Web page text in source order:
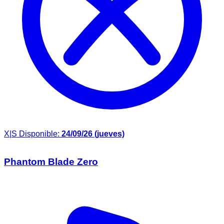
X|S Disponible: 24/09/26 (jueves)
Phantom Blade Zero